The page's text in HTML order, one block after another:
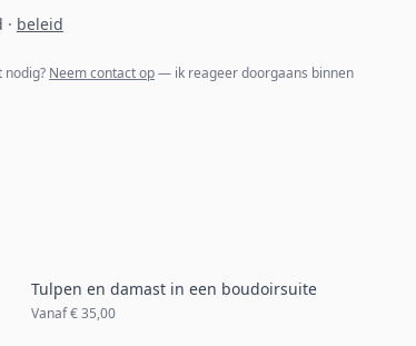
· beleid
nodig? Neem contact op— ik reageer doorgaans binnen
Tulpen en damast in een boudoirsuite
Vanaf€ 35,00